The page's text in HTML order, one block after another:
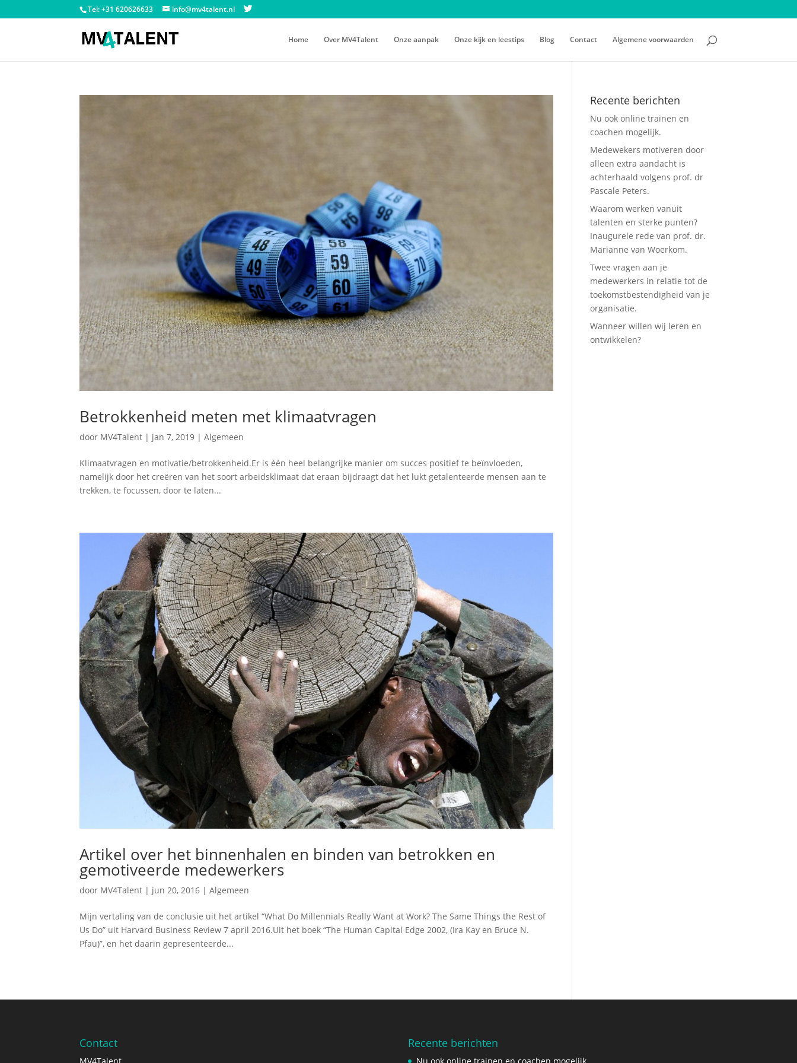
Tel: +31 620626633 info@mv4talent.nl
Home Over MV4Talent Onze aanpak Onze kijk en leestips Blog Contact Algemene voorwaarden
Betrokkenheid meten met klimaatvragen
door MV4Talent | jan 7, 2019 |Algemeen
Klimaatvragen en motivatie/betrokkenheid.Er is één heel belangrijke manier om succes positief te beïnvloeden,
namelijk door het creëren van het soort arbeidsklimaat dat eraan bijdraagt dat het lukt getalenteerde mensen aan te
trekken, te focussen, door te laten...
Artikel over het binnenhalen en binden van betrokken en
gemotiveerde medewerkers
door MV4Talent | jun 20, 2016 |Algemeen
Mijn vertaling van de conclusie uit het artikel “What Do Millennials Really Want at Work? The Same Things the Rest of
Us Do” uit Harvard Business Review 7 april 2016.Uit het boek “The Human Capital Edge 2002, (Ira Kay en Bruce N.
Pfau)”, en het daarin gepresenteerde...
Recente berichten
Nu ook online trainen en
coachen mogelijk.
Medewekers motiveren door
alleen extra aandacht is
achterhaald volgens prof. dr
Pascale Peters.
Waarom werken vanuit
talenten en sterke punten?
Inaugurele rede van prof. dr.
Marianne van Woerkom.
Twee vragen aan je
medewerkers in relatie tot de
toekomstbestendigheid van je
organisatie.
Wanneer willen wij leren en
ontwikkelen?
Contact Recente berichten